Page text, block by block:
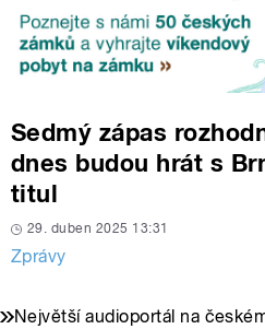
Sedmý zápas
dnes budou hrát s
titul
29. duben 2025 13:31
Zprávy
Největší audioportál na